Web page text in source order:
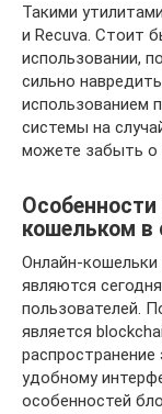
Такими
и Recuva. Стоит
использовании,
сильно
использованием
системы на
можете забыть о
кошельком в
Онлайн-
являются
пользователей.
является
распространение
удобному
особенностей